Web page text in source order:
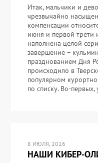
Итак, мальчики и
чрезвычайно
компенсации
июня и первой трети
наполнена целой
завершение –
празднованием Дня
происходило в
популярном
по списку. Во-
8 ИЮЛЯ, 2026
НАШИ КИБЕР-